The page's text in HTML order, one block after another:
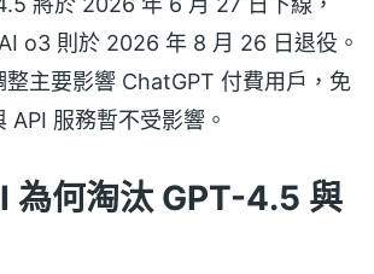
o3 則於 2026 年 8 月 26 日退役。
整主要影響 ChatGPT 付費用戶，免
API 服務暫不受影響。
為何淘汰 GPT-4.5 與